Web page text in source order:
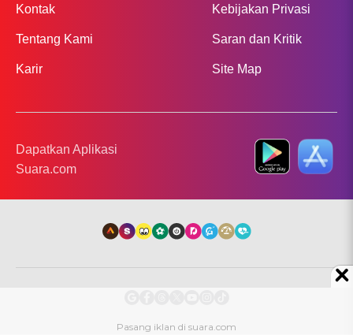
Kontak
Tentang Kami
Karir
Kebijakan Privasi
Saran dan Kritik
Site Map
Dapatkan Aplikasi
Suara.com